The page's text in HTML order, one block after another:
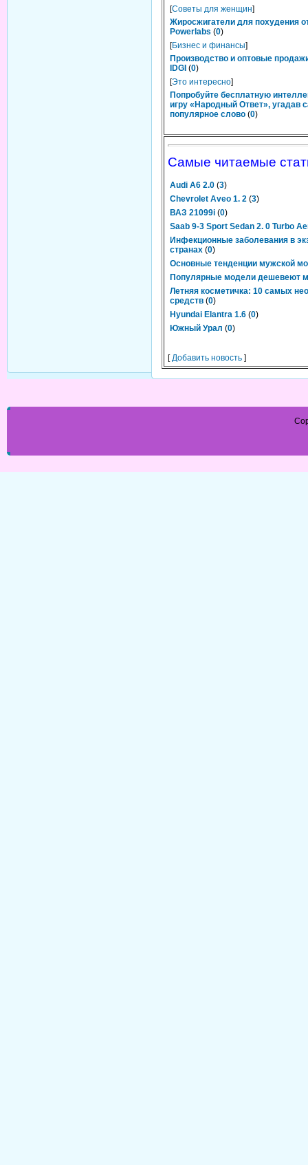
[Советы для женщин]
Жиросжигатели для похудения
Powerlabs (0)
[Бизнес и финансы]
Производство и оптовые
IDGI (0)
[Это интересно]
Попробуйте бесплатную
игру «Народный Ответ», угадав
популярное слово (0)
Самые читаемые
Audi A6 2.0 (3)
Chevrolet Aveo 1. 2 (3)
ВАЗ 21099i (0)
Saab 9-3 Sport Sedan 2. 0 Turbo
Инфекционные заболевания в
странах (0)
Основные тенденции мужской
Популярные модели дешевеют
Летняя косметичка: 10 самых
средств (0)
Hyundai Elantra 1.6 (0)
Южный Урал (0)
[Добавить новость ]